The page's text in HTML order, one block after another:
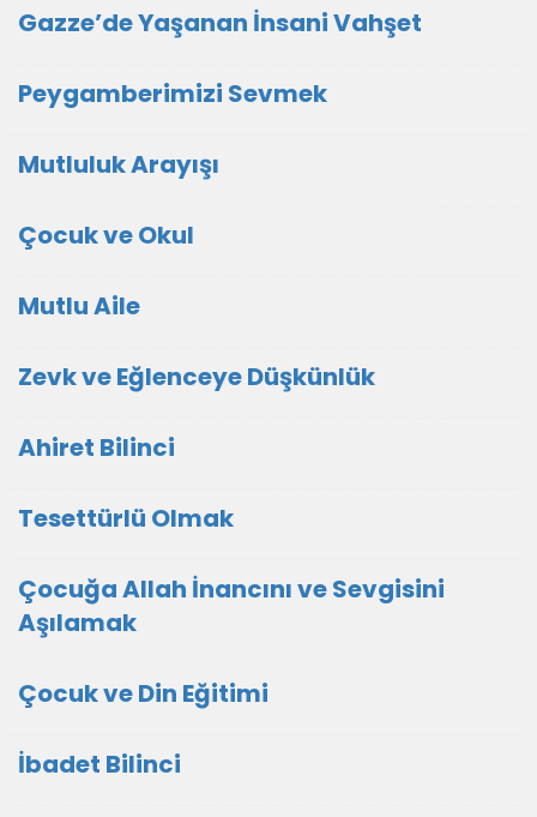
Gazze’de Yaşanan İnsani Vahşet
Peygamberimizi Sevmek
Mutluluk Arayışı
Çocuk ve Okul
Mutlu Aile
Zevk ve Eğlenceye Düşkünlük
Ahiret Bilinci
Tesettürlü Olmak
Çocuğa Allah İnancını ve Sevgisini
Aşılamak
Çocuk ve Din Eğitimi
İbadet Bilinci